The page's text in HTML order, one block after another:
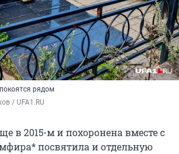
рядом
/ UFA1.RU
в 2015-м и похоронена вместе с
посвятила и отдельную